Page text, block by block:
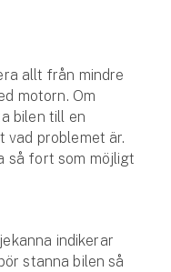
allt från mindre
motorn. Om
bilen till en
problemet är.
så fort som möjligt
indikerar
stanna bilen så